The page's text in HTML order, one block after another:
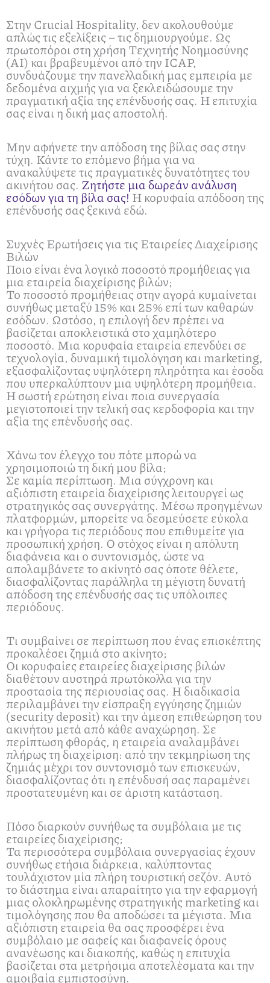
Στην Crucial Hospitality, δεν ακολουθούμε
απλώς τις εξελίξεις – τις δημιουργούμε. Ως
πρωτοπόροι στη χρήση Τεχνητής Νοημοσύνης
(AI) και βραβευμένοι από την ICAP,
συνδυάζουμε την πανελλαδική μας εμπειρία με
δεδομένα αιχμής για να ξεκλειδώσουμε την
πραγματική αξία της επένδυσής σας. Η επιτυχία
σας είναι η δική μας αποστολή.
Μην αφήνετε την απόδοση της βίλας σας στην
τύχη. Κάντε το επόμενο βήμα για να
ανακαλύψετε τις πραγματικές δυνατότητες του
ακινήτου σας. Ζητήστε μια δωρεάν ανάλυση
εσόδων για τη βίλα σας!Η κορυφαία απόδοση της
επένδυσής σας ξεκινά εδώ.
Συχνές Ερωτήσεις για τις Εταιρείες Διαχείρισης
Βιλών
Ποιο είναι ένα λογικό ποσοστό προμήθειας για
μια εταιρεία διαχείρισης βιλών;
Το ποσοστό προμήθειας στην αγορά κυμαίνεται
συνήθως μεταξύ 15% και 25% επί των καθαρών
εσόδων. Ωστόσο, η επιλογή δεν πρέπει να
βασίζεται αποκλειστικά στο χαμηλότερο
ποσοστό. Μια κορυφαία εταιρεία επενδύει σε
τεχνολογία, δυναμική τιμολόγηση και marketing,
εξασφαλίζοντας υψηλότερη πληρότητα και έσοδα
που υπερκαλύπτουν μια υψηλότερη προμήθεια.
Η σωστή ερώτηση είναι ποια συνεργασία
μεγιστοποιεί την τελική σας κερδοφορία και την
αξία της επένδυσής σας.
Χάνω τον έλεγχο του πότε μπορώ να
χρησιμοποιώ τη δική μου βίλα;
Σε καμία περίπτωση. Μια σύγχρονη και
αξιόπιστη εταιρεία διαχείρισης λειτουργεί ως
στρατηγικός σας συνεργάτης. Μέσω προηγμένων
πλατφορμών, μπορείτε να δεσμεύσετε εύκολα
και γρήγορα τις περιόδους που επιθυμείτε για
προσωπική χρήση. Ο στόχος είναι η απόλυτη
διαφάνεια και ο συντονισμός, ώστε να
απολαμβάνετε το ακίνητό σας όποτε θέλετε,
διασφαλίζοντας παράλληλα τη μέγιστη δυνατή
απόδοση της επένδυσής σας τις υπόλοιπες
περιόδους.
Τι συμβαίνει σε περίπτωση που ένας επισκέπτης
προκαλέσει ζημιά στο ακίνητο;
Οι κορυφαίες εταιρείες διαχείρισης βιλών
διαθέτουν αυστηρά πρωτόκολλα για την
προστασία της περιουσίας σας. Η διαδικασία
περιλαμβάνει την είσπραξη εγγύησης ζημιών
(security deposit) και την άμεση επιθεώρηση του
ακινήτου μετά από κάθε αναχώρηση. Σε
περίπτωση φθοράς, η εταιρεία αναλαμβάνει
πλήρως τη διαχείριση: από την τεκμηρίωση της
ζημιάς μέχρι τον συντονισμό των επισκευών,
διασφαλίζοντας ότι η επένδυσή σας παραμένει
προστατευμένη και σε άριστη κατάσταση.
Πόσο διαρκούν συνήθως τα συμβόλαια με τις
εταιρείες διαχείρισης;
Τα περισσότερα συμβόλαια συνεργασίας έχουν
συνήθως ετήσια διάρκεια, καλύπτοντας
τουλάχιστον μία πλήρη τουριστική σεζόν. Αυτό
το διάστημα είναι απαραίτητο για την εφαρμογή
μιας ολοκληρωμένης στρατηγικής marketing και
τιμολόγησης που θα αποδώσει τα μέγιστα. Μια
αξιόπιστη εταιρεία θα σας προσφέρει ένα
συμβόλαιο με σαφείς και διαφανείς όρους
ανανέωσης και διακοπής, καθώς η επιτυχία
βασίζεται στα μετρήσιμα αποτελέσματα και την
αμοιβαία εμπιστοσύνη.